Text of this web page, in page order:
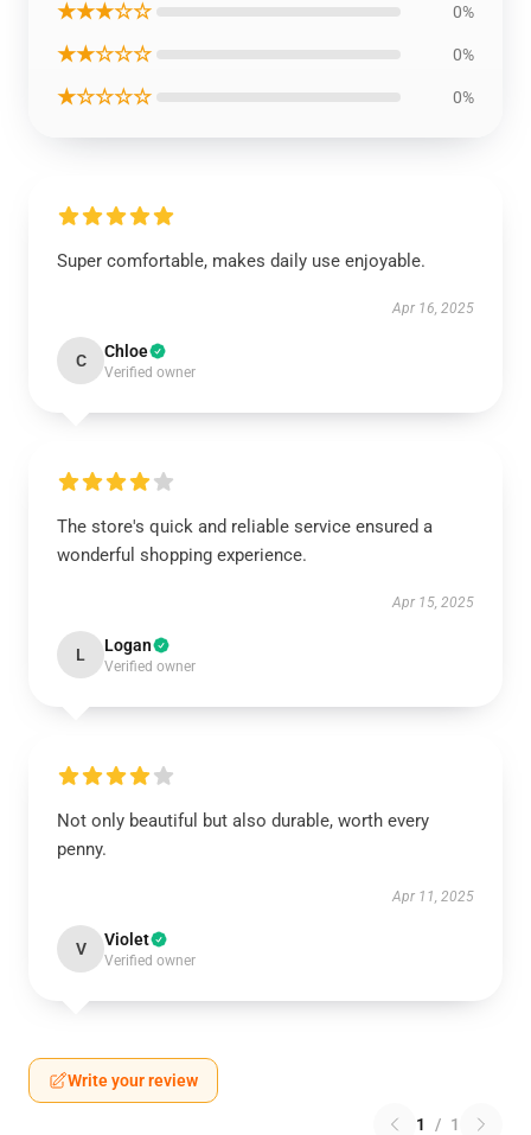
★★★☆☆ 0%
★★☆☆☆ 0%
★☆☆☆☆ 0%
Super comfortable, makes daily use enjoyable.
Apr 16, 2025
C Chloe
Verified owner
The store's quick and reliable service ensured a
wonderful shopping experience.
Apr 15, 2025
L Logan
Verified owner
Not only beautiful but also durable, worth every
penny.
Apr 11, 2025
V Violet
Verified owner
Write your review
1 / 1